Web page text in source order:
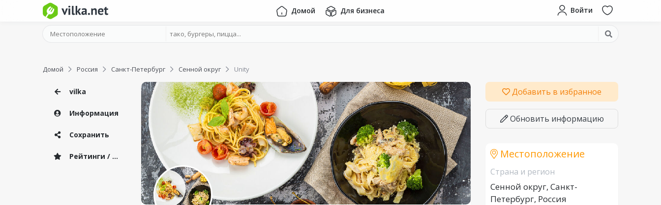
Домой Для бизнеса Войти
Домой Россия Санкт-Петербург Сенной округ Unity
vilka
Информация
Сохранить
Рейтинги / Отзывы
Добавить в избранное
Обновить информацию
Местоположение
Страна и регион
Сенной округ, Санкт-
Петербург, Россия